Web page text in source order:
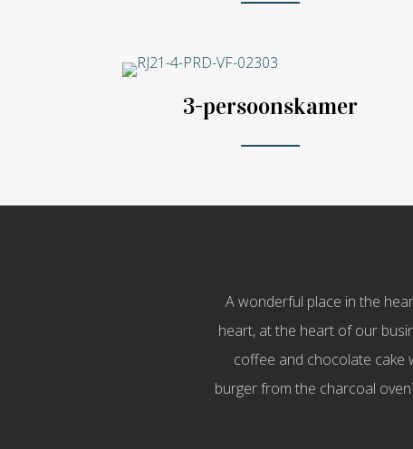
3-persoonskamer
A wonderful place in the
heart, at the heart of our
coffee and chocolate cake
burger from the charcoal